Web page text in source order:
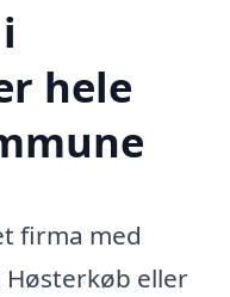
hele
firma med
Høsterkøb eller